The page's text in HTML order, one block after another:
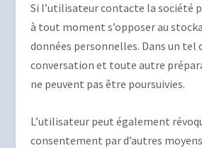
Si l’utilisateur contacte la société
à tout moment s’opposer au
données personnelles. Dans un tel
conversation et toute autre
ne peuvent pas être poursuivies.
L’utilisateur peut également
consentement par d’autres